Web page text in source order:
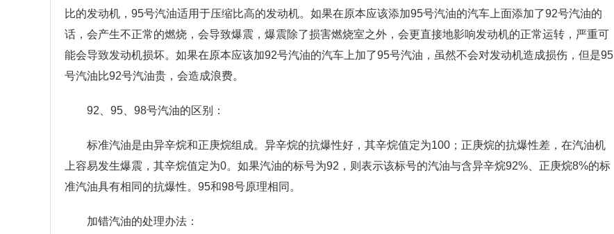
比的发动机，95号汽油适用于压缩比高的发动机。如果在原本应该添加95号汽油的汽车上面添加了92号汽油的
话，会产生不正常的燃烧，会导致爆震，爆震除了损害燃烧室之外，会更直接地影响发动机的正常运转，严重可
能会导致发动机损坏。如果在原本应该加92号汽油的汽车上加了95号汽油，虽然不会对发动机造成损伤，但是95
号汽油比92号汽油贵，会造成浪费。
92、95、98号汽油的区别：
标准汽油是由异辛烷和正庚烷组成。异辛烷的抗爆性好，其辛烷值定为100；正庚烷的抗爆性差，在汽油机
上容易发生爆震，其辛烷值定为0。如果汽油的标号为92，则表示该标号的汽油与含异辛烷92%、正庚烷8%的标
准汽油具有相同的抗爆性。95和98号原理相同。
加错汽油的处理办法：